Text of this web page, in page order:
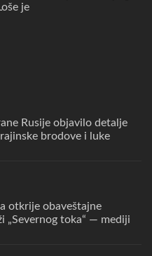
je
Rusije objavilo detalje
brodove i luke
otkrije obaveštajne
„Severnog toka“ — mediji